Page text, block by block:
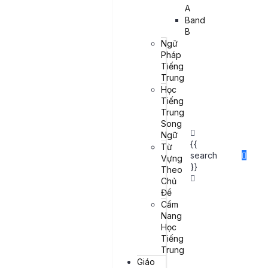
A
Band
B
Ngữ
Pháp
Tiếng
Trung
Học
Tiếng
Trung
Song
Ngữ
Từ
Vựng
Theo
Chủ
Đề
Cẩm
Nang
Học
Tiếng
Trung
Giáo
{{
search
}}
Các bạn đang tìm kiếm cơ hội tìm hiểu thêm về cách thức và hình
thức khởi nghiệp tại Đài Loan thì hãy tham gia ngay khóa học
miễn phí của Taoyuan City New Immigrants Empowerment